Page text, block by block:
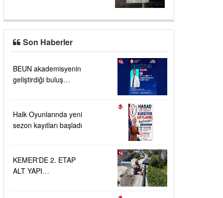
Son Haberler
BEUN akademisyenin
geliştirdiği buluş
Halk Oyunlarında yeni
sezon kayıtları başladı
KEMER'DE 2. ETAP
ALT YAPI